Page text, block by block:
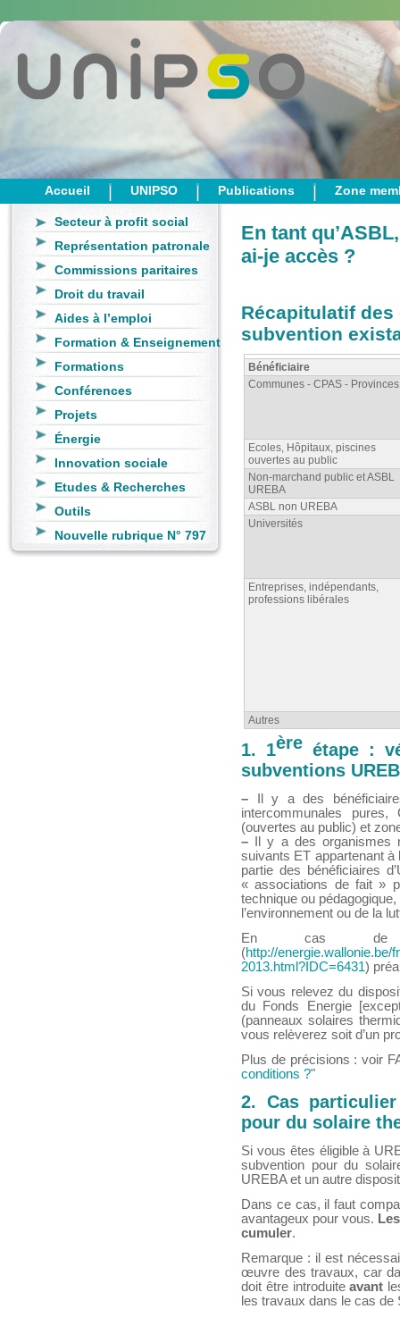
Accueil UNIPSO Publications Zone
Secteur à profit social
Représentation patronale
Commissions paritaires
Droit du travail
Aides à l’emploi
Formation & Enseignement
Formations
Conférences
Projets
Énergie
Innovation sociale
Etudes & Recherches
Outils
Nouvelle rubrique N° 797
En tant
ai-je accès ?
Récapitulatif
subvention
Bénéficiaire
Communes - CPAS - Provinces
Ecoles, Hôpitaux, piscines
ouvertes au public
Non-marchand public et ASBL
UREBA
ASBL non UREBA
Universités
Entreprises, indépendants,
professions libérales
Autres
1. 1èreétape :
subventions
– Il y a des
intercommunales
(ouvertes au public) et
– Il y a des organismes
suivants ET appartenant à
partie des bénéficiaires
« associations de fait »
technique ou
l’environnement ou de la
En cas de
(http://
2013.html?IDC=6431)
Si vous relevez du
du Fonds Energie
(panneaux solaires
vous relèverez soit d’un
Plus de précisions : voir
conditions ?"
2. Cas
pour du solaire
Si vous êtes éligible à
subvention pour du
UREBA et un autre
Dans ce cas, il faut
avantageux pour vous.
cumuler.
Remarque : il est
œuvre des travaux, car
doit être introduiteavant
les travaux dans le cas